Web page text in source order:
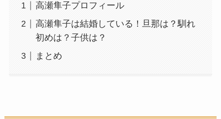
高瀬隼子プロフィール
高瀬隼子は結婚している！旦那は？馴れ
初めは？子供は？
まとめ